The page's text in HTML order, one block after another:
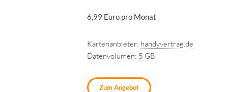
6,99 Euro pro Monat
Kartenanbieter: handyvertrag.de
Datenvolumen: 5 GB
Zum Angebot